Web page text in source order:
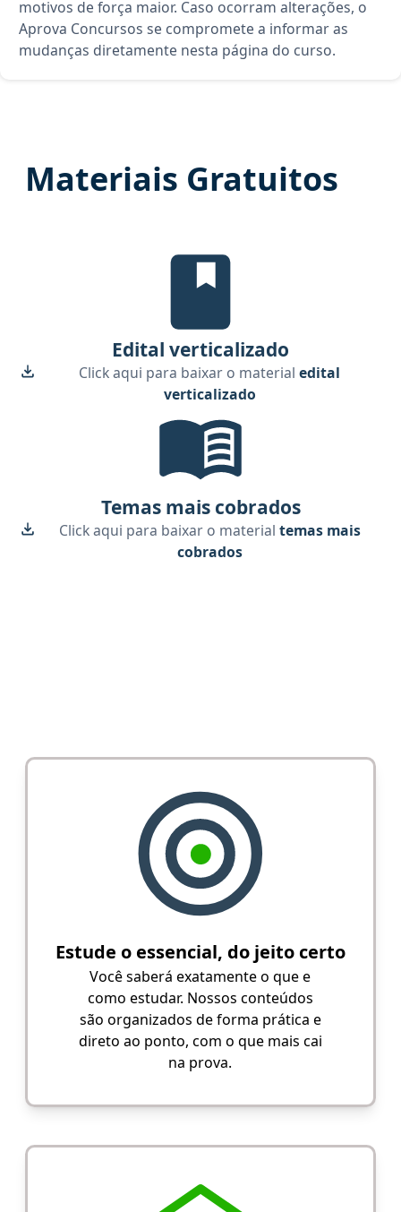
motivos de força maior. Caso ocorram alterações, o
Aprova Concursos se compromete a informar as
mudanças diretamente nesta página do curso.
Materiais Gratuitos
Edital Verticalizado, material
Edital verticalizado
Click aqui para baixar o materialedital
verticalizado
Temas mais cobrados
Click aqui para baixar o material temas mais
cobrados
Estude o essencial, do jeito certo
Você saberá exatamente o que e
como estudar. Nossos conteúdos
são organizados de forma prática e
direto ao ponto, com o que mais cai
na prova.